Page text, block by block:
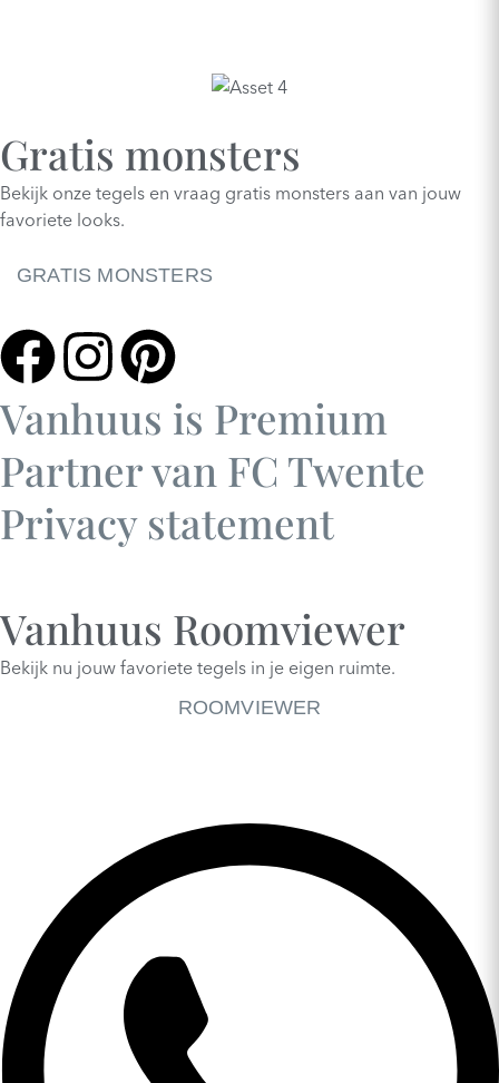
Gratis monsters
Bekijk onze tegels en vraag gratis monsters aan van jouw
favoriete looks.
GRATIS MONSTERS
Vanhuus is Premium
Partner van FC Twente
Privacy statement
Vanhuus Roomviewer
Bekijk nu jouw favoriete tegels in je eigen ruimte.
ROOMVIEWER